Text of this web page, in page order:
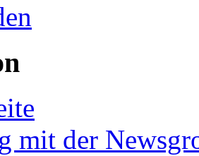
mit der